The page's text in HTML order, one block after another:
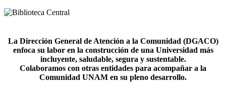
La Dirección General de Atención a la Comunidad (DGACO)
enfoca su labor en la construcción de una Universidad más
incluyente, saludable, segura y sustentable.
Colaboramos con otras entidades para acompañar a la
Comunidad UNAM en su pleno desarrollo.